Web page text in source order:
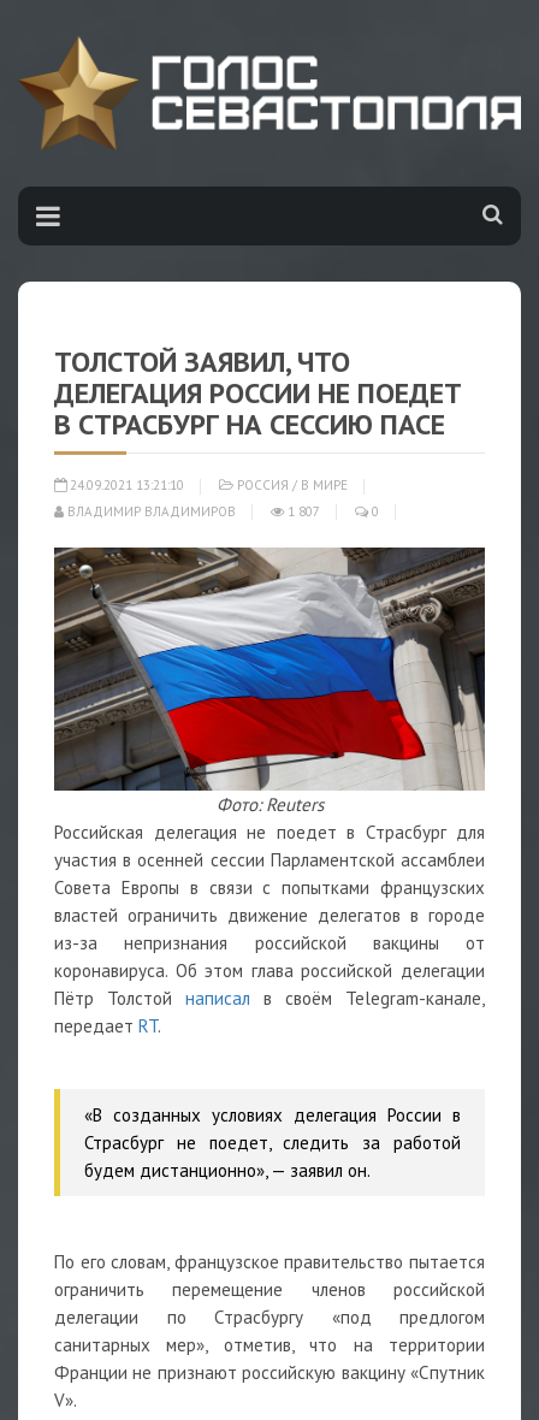
ТОЛСТОЙ ЗАЯВИЛ, ЧТО
ДЕЛЕГАЦИЯ РОССИИ НЕ ПОЕДЕТ
В СТРАСБУРГ НА СЕССИЮ ПАСЕ
24.09.2021 13:21:10 РОССИЯ / В МИРЕ
ВЛАДИМИР ВЛАДИМИРОВ
1 807 0
Фото: Reuters
Российская делегация не поедет в Страсбург для
участия в осенней сессии Парламентской ассамблеи
Совета Европы в связи с попытками французских
властей ограничить движение делегатов в городе
из-за непризнания российской вакцины от
коронавируса. Об этом глава российской делегации
Пётр Толстой написал в своём Telegram-канале,
передает RT.
«В созданных условиях делегация России в
Страсбург не поедет, следить за работой
будем дистанционно», — заявил он.
По его словам, французское правительство пытается
ограничить перемещение членов российской
делегации по Страсбургу «под предлогом
санитарных мер», отметив, что на территории
Франции не признают российскую вакцину «Спутник
V».